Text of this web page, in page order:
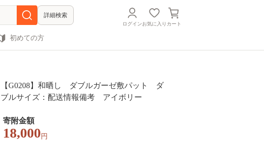
詳細検索
ログインお気に入り カート
初めての方
【G0208】和晒し ダブルガーゼ敷パット ダ
ブルサイズ：配送情報備考 アイボリー
寄附金額
18,000 円